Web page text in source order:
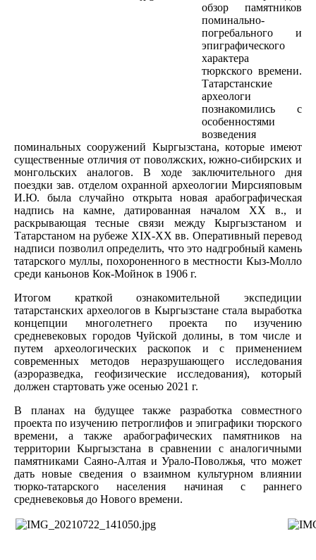
обзор памятников
поминально-
погребального и
эпиграфического
характера
тюркского времени.
Татарстанские
археологи
познакомились с
особенностями
возведения
поминальных сооружений Кыргызстана, которые имеют
существенные отличия от поволжских, южно-сибирских и
монгольских аналогов. В ходе заключительного дня
поездки зав. отделом охранной археологии Мирсияповым
И.Ю. была случайно открыта новая арабографическая
надпись на камне, датированная началом XX в., и
раскрывающая тесные связи между Кыргызстаном и
Татарстаном на рубеже XIX-XX вв. Оперативный перевод
надписи позволил определить, что это надгробный камень
татарского муллы, похороненного в местности Кыз-Молло
среди каньонов Кок-Мойнок в 1906 г.
Итогом краткой ознакомительной экспедиции
татарстанских археологов в Кыргызстане стала выработка
концепции многолетнего проекта по изучению
средневековых городов Чуйской долины, в том числе и
путем археологических раскопок и с применением
современных методов неразрушающего исследования
(аэроразведка, геофизические исследования), который
должен стартовать уже осенью 2021 г.
В планах на будущее также разработка совместного
проекта по изучению петроглифов и эпиграфики тюрского
времени, а также арабографических памятников на
территории Кыргызстана в сравнении с аналогичными
памятниками Саяно-Алтая и Урало-Поволжья, что может
дать новые сведения о взаимном культурном влиянии
тюрко-татарского населения начиная с раннего
средневековья до Нового времени.